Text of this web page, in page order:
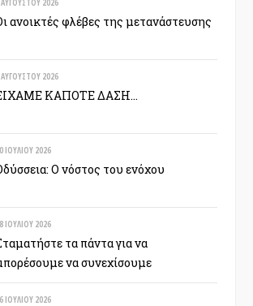
2026
ανοικτές φλέβες της μετανάστευσης
2026
ΚΑΠΟΤΕ ΔΑΣΗ…
ΙΟΥΛΊΟΥ 2026
Ο νόστος του ενόχου
ΙΟΥΛΊΟΥ 2026
τα πάντα για να
να συνεχίσουμε
ΙΟΥΛΊΟΥ 2026